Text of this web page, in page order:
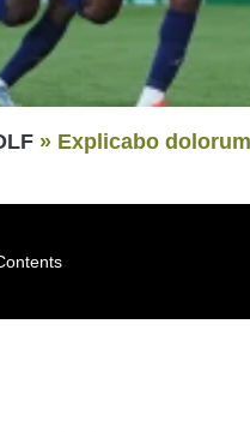
» Explicabo